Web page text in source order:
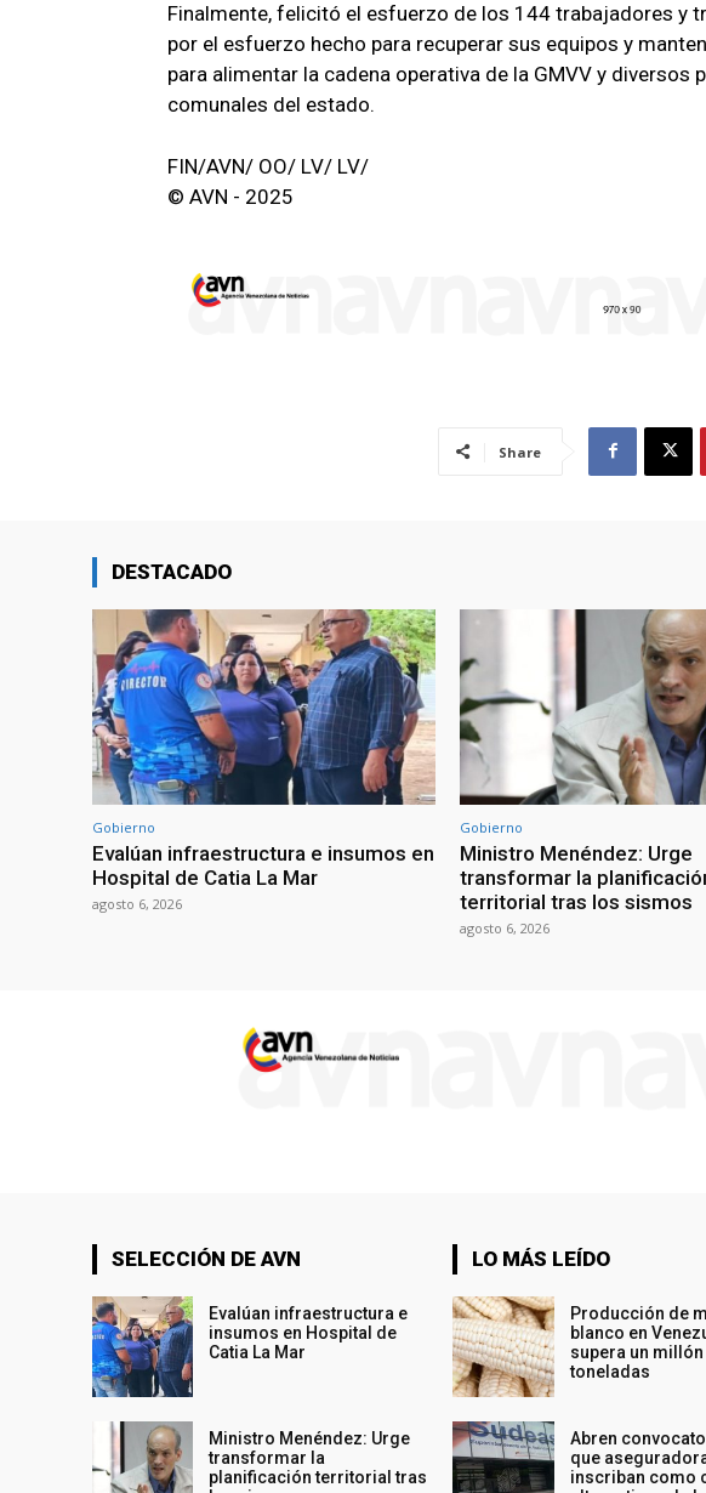
Finalmente, felicitó el esfuerzo de los 144 trabajadores y
por el esfuerzo hecho para recuperar sus equipos y
para alimentar la cadena operativa de la GMVV y
comunales del estado.
FIN/AVN/ OO/ LV/ LV/
© AVN - 2025
Share
DESTACADO
Gobierno
Evalúan infraestructura e insumos en
Hospital de Catia La Mar
agosto 6, 2026
Gobierno
Ministro Menéndez: Urge
transformar la
territorial tras los sismos
agosto 6, 2026
SELECCIÓN DE AVN
Evalúan infraestructura e
insumos en Hospital de
Catia La Mar
Ministro Menéndez: Urge
transformar la
planificación territorial tras
LO MÁS LEÍDO
Producción de
blanco en
supera un millón
toneladas
Abren
que
inscriban como